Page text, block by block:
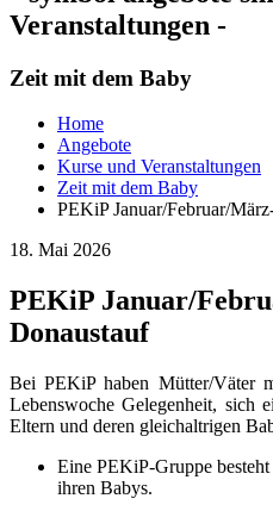
Veranstaltungen -
Zeit mit dem Baby
Home
Angebote
Kurse und Veranstaltungen
Zeit mit dem Baby
PEKiP Januar/Februar/
18. Mai 2026
PEKiP Januar/
Donaustauf
Bei PEKiP haben Mütter/Väter
Lebenswoche Gelegenheit, sich
Eltern und deren gleichaltrigen
Eine PEKiP-Gruppe
ihren Babys.